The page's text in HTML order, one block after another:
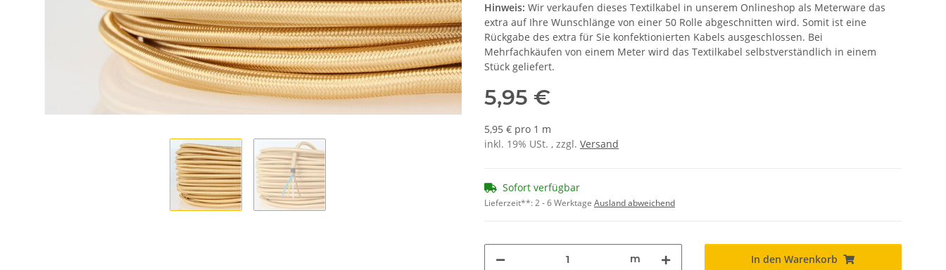
Hinweis: Wir verkaufen dieses Textilkabel in unserem Onlineshop als Meterware das
extra auf Ihre Wunschlänge von einer 50 Rolle abgeschnitten wird. Somit ist eine
Rückgabe des extra für Sie konfektionierten Kabels ausgeschlossen. Bei
Mehrfachkäufen von einem Meter wird das Textilkabel selbstverständlich in einem
Stück geliefert.
5,95 €
5,95 € pro 1 m
inkl. 19% USt. , zzgl. Versand
Sofort verfügbar
Lieferzeit**:2 - 6 Werktage Ausland abweichend
m In den Warenkorb